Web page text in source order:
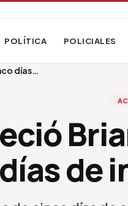
POLÍTICA POLICIALES
días…
de